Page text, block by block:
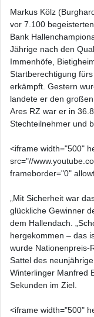
Markus Kölz
vor 7.100
Bank
Jährige nach den
Immenhöfe,
Startberechtigung
erkämpft. Gestern
landete er den
Ares RZ war er in
Stechteilnehmer und
<iframe width="500"
src="//
frameborder="0"
„Mit Sicherheit war
glückliche Gewinner
dem Hallendach.
hergekommen – das
wurde Nationenpreis-
Sattel des
Winterlinger Manfred
Sekunden im Ziel.
<iframe width="500"